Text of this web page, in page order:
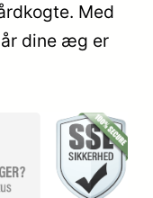
Med
dine æg er